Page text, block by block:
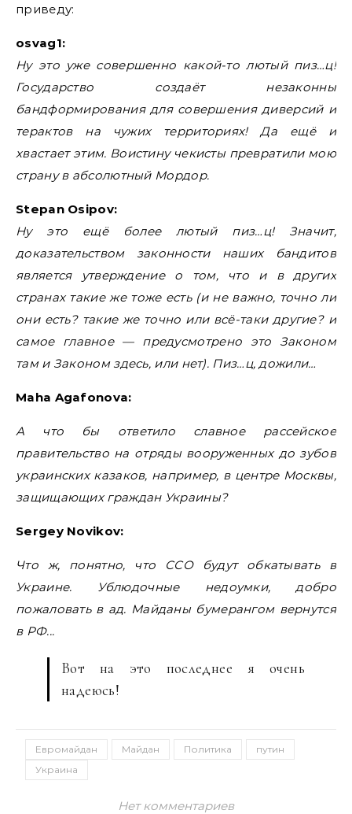
приведу:
osvag1:
Ну это уже совершенно какой-то лютый пиз…ц!
Государство создаёт незаконны
бандформирования для совершения диверсий и
терактов на чужих территориях! Да ещё и
хвастает этим. Воистину чекисты превратили мою
страну в абсолютный Мордор.
Stepan Osipov:
Ну это ещё более лютый пиз…ц! Значит,
доказательством законности наших бандитов
является утверждение о том, что и в других
странах такие же тоже есть (и не важно, точно ли
они есть? такие же точно или всё-таки другие? и
самое главное — предусмотрено это Законом
там и Законом здесь, или нет). Пиз…ц, дожили…
Maha Agafonova:
А что бы ответило славное рассейское
правительство на отряды вооруженных до зубов
украинских казаков, например, в центре Москвы,
защищающих граждан Украины?
Sergey Novikov:
Что ж, понятно, что ССО будут обкатывать в
Украине. Ублюдочные недоумки, добро
пожаловать в ад. Майданы бумерангом вернутся
в РФ.. .
Вот на это последнее я очень
надеюсь!
Евромайдан Майдан Политика
путин
Украина
Нет комментариев